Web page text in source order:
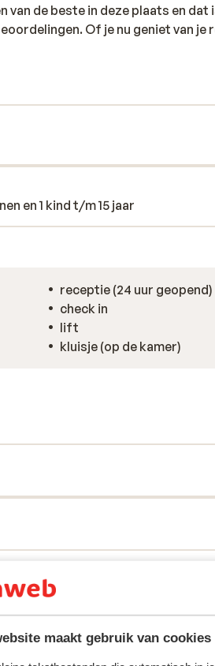
maakt gebruik van cookies
van de beste in deze plaats en dat
Of je nu geniet van je
speelt, jezelf oplaade in de sauna
op een ontspannende
en 1 kind t/m 15 jaar
receptie (24 uur geopend)
check in
lift
kluisje (op de kamer)
met ons product oprecht